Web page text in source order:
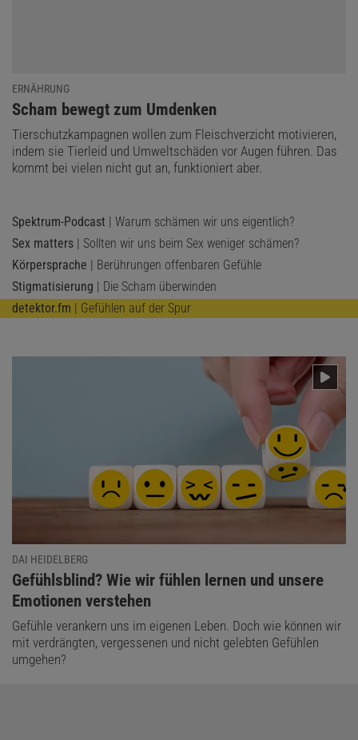
ERNÄHRUNG
:
Scham bewegt zum Umdenken
Tierschutzkampagnen wollen zum Fleischverzicht motivieren,
indem sie Tierleid und Umweltschäden vor Augen führen. Das
kommt bei vielen nicht gut an, funktioniert aber.
Spektrum-Podcast | Warum schämen wir uns eigentlich?
Sex matters | Sollten wir uns beim Sex weniger schämen?
Körpersprache | Berührungen offenbaren Gefühle
Stigmatisierung | Die Scham überwinden
detektor.fm | Gefühlen auf der Spur
DAI HEIDELBERG
:
Gefühlsblind? Wie wir fühlen lernen und unsere
Emotionen verstehen
Gefühle verankern uns im eigenen Leben. Doch wie können wir
mit verdrängten, vergessenen und nicht gelebten Gefühlen
umgehen?